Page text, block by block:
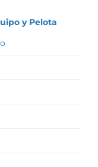
y Pelota